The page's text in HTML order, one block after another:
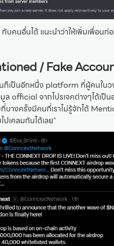
บคนอื่นได้ แนะนำว่าให้เพิ่มเพื่อน
/ Fake
เป็นอีกหนึ่ง platform ที่ผู้คนในว
ล official จากโปรเจคต่างๆได้เป็
างครั้งมีคนที่เราไม่รู้จักได้
เคลมกันได้เลย”